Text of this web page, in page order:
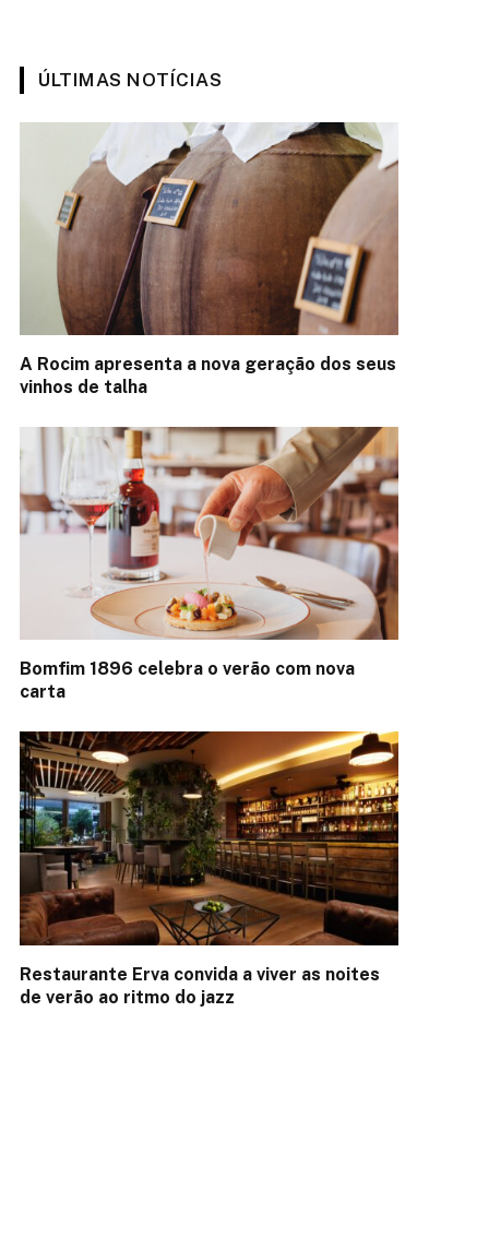
ÚLTIMAS NOTÍCIAS
A Rocim apresenta a nova geração dos seus
vinhos de talha
Bomfim 1896 celebra o verão com nova
carta
Restaurante Erva convida a viver as noites
de verão ao ritmo do jazz